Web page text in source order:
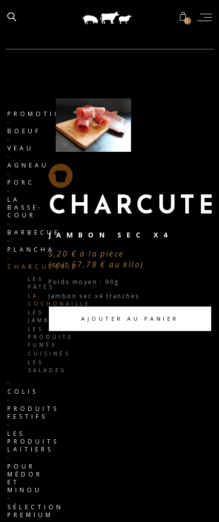
0
JAMBON SEC X4
5,20 € à la pièce
(soit 57.78 € au kilo)
Poids moyen : 90g
Jambon sec x4 tranches
AJOUTER AU PANIER
PROMOTIONS
BOEUF
VEAU
AGNEAU
PORC
LA
BASSE-
COUR
BARBECUE
PLANCHA
CHARCUTERIE
LES
PÂTÉS
LA
COCHONAILLE
LES
JAMBONS
LES
PRODUITS
FUMÉS
CUISINÉS
LES
SALADES
COLIS
PRODUITS
FESTIFS
LES
PRODUITS
LAITIERS
POUR
MÉDOR
ET
MINOU
SÉLECTION
PREMIUM